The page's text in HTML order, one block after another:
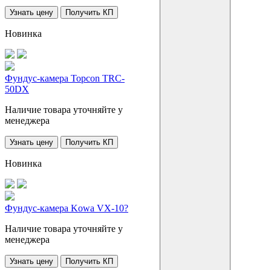
Узнать цену Получить КП
Новинка
Фундус-камера Topcon TRC-
50DX
Наличие товара уточняйте у
менеджера
Узнать цену Получить КП
Новинка
Фундус-камера Kowa VX-10?
Наличие товара уточняйте у
менеджера
Узнать цену Получить КП